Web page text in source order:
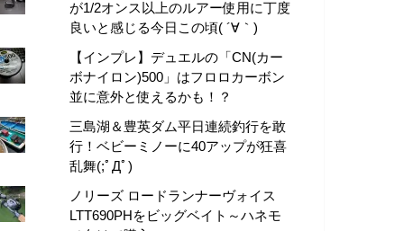
が1/2オンス以上のルアー使用に丁度
良いと感じる今日この頃( ´∀｀)
【インプレ】デュエルの「CN(カー
ボナイロン)500」はフロロカーボン
並に意外と使えるかも！？
三島湖＆豊英ダム平日連続釣行を敢
行！ベビーミノーに40アップが狂喜
乱舞(;ﾟДﾟ)
ノリーズ ロードランナーヴォイス
LTT690PHをビッグベイト～ハネモ